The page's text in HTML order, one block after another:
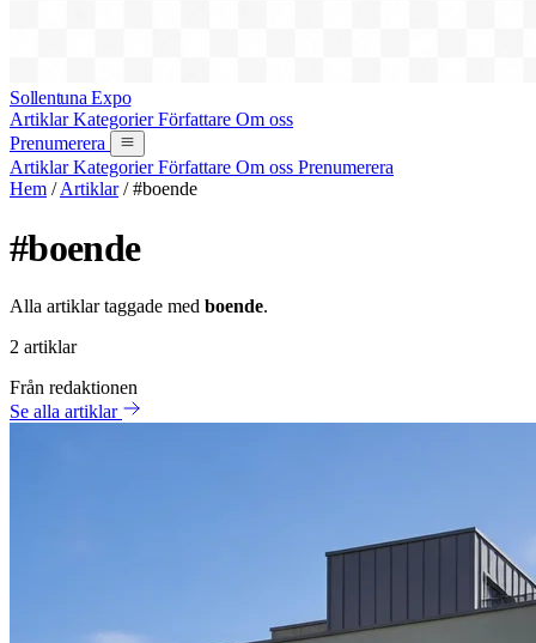
Sollentuna Expo
ArtiklarKategorierFörfattare Om oss
Prenumerera
ArtiklarKategorierFörfattare Om oss Prenumerera
Hem / Artiklar / #boende
#boende
Alla artiklar taggade med boende.
2 artiklar
Från redaktionen
Se alla artiklar